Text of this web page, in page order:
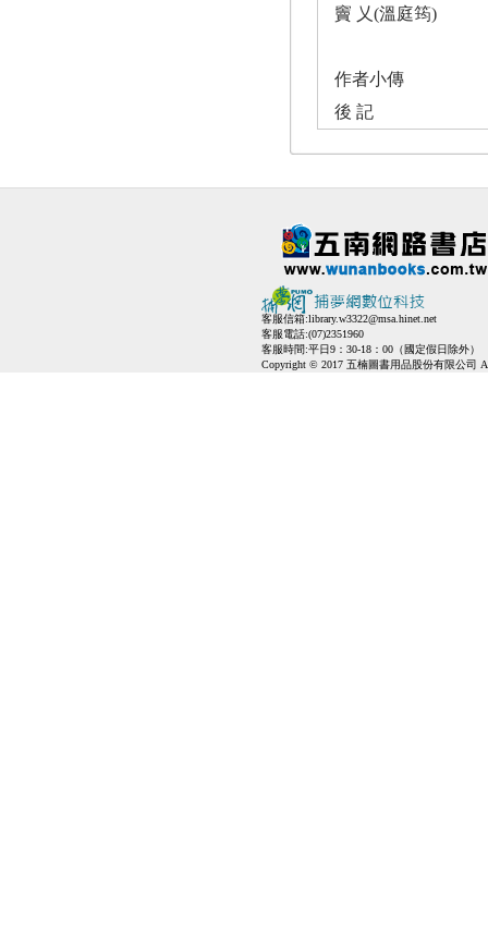
竇 乂(溫庭筠)
作者小傳
後 記
客服信箱:library.w3322@msa.hinet.net
客服電話:(07)2351960
客服時間:平日9：30-18：00（國定假日除外）
Copyright © 2017 五楠圖書用品股份有限公司